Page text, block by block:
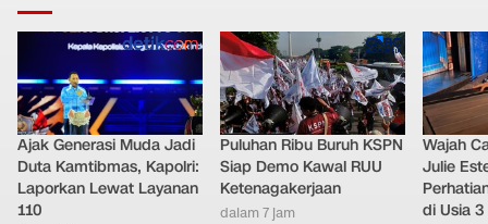
Ajak Generasi Muda Jadi
Duta Kamtibmas, Kapolri:
Laporkan Lewat Layanan
110
Puluhan Ribu Buruh KSPN
Siap Demo Kawal RUU
Ketenagakerjaan
dalam 7 jam
Wajah
Julie
di Usia 3